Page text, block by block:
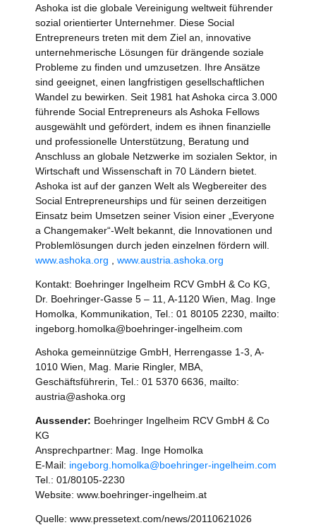
Ashoka ist die globale Vereinigung weltweit führender
sozial orientierter Unternehmer. Diese Social
Entrepreneurs treten mit dem Ziel an, innovative
unternehmerische Lösungen für drängende soziale
Probleme zu finden und umzusetzen. Ihre Ansätze
sind geeignet, einen langfristigen gesellschaftlichen
Wandel zu bewirken. Seit 1981 hat Ashoka circa 3.000
führende Social Entrepreneurs als Ashoka Fellows
ausgewählt und gefördert, indem es ihnen finanzielle
und professionelle Unterstützung, Beratung und
Anschluss an globale Netzwerke im sozialen Sektor, in
Wirtschaft und Wissenschaft in 70 Ländern bietet.
Ashoka ist auf der ganzen Welt als Wegbereiter des
Social Entrepreneurships und für seinen derzeitigen
Einsatz beim Umsetzen seiner Vision einer „Everyone
a Changemaker“-Welt bekannt, die Innovationen und
Problemlösungen durch jeden einzelnen fördern will.
www.ashoka.org
www.austria.ashoka.org
Kontakt: Boehringer Ingelheim RCV GmbH & Co KG,
Dr. Boehringer-Gasse 5 – 11, A-1120 Wien, Mag. Inge
Homolka, Kommunikation, Tel.: 01 80105 2230, mailto:
ingeborg.homolka@boehringer-ingelheim.com
Ashoka gemeinnützige GmbH, Herrengasse 1-3, A-
1010 Wien, Mag. Marie Ringler, MBA,
Geschäftsführerin, Tel.: 01 5370 6636, mailto:
austria@ashoka.org
Aussender: Boehringer Ingelheim RCV GmbH & Co
KG
Ansprechpartner: Mag. Inge Homolka
E-Mail: ingeborg.homolka@boehringer-ingelheim.com
Tel.: 01/80105-2230
Website: www.boehringer-ingelheim.at
Quelle: www.pressetext.com/news/20110621026